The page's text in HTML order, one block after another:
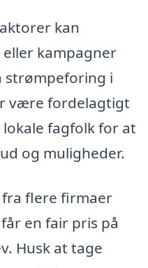
kan
kampagner
strømpeforing i
være fordelagtigt
fagfolk for at
og muligheder.
flere firmaer
en fair pris på
Husk at tage